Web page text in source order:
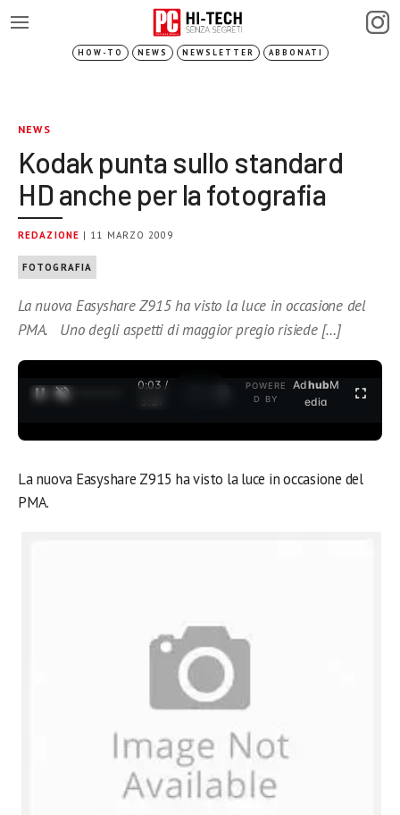
HOW-TO NEWS NEWSLETTER ABBONATI
NEWS
Kodak punta sullo standard
HD anche per la fotografia
REDAZIONE | 11 MARZO 2009
FOTOGRAFIA
La nuova Easyshare Z915 ha visto la luce in occasione del
PMA. Uno degli aspetti di maggior pregio risiede […]
0:03 /
3:37
POWERE
D BY
AdhubM
edia
La nuova Easyshare Z915 ha visto la luce in occasione del
PMA.